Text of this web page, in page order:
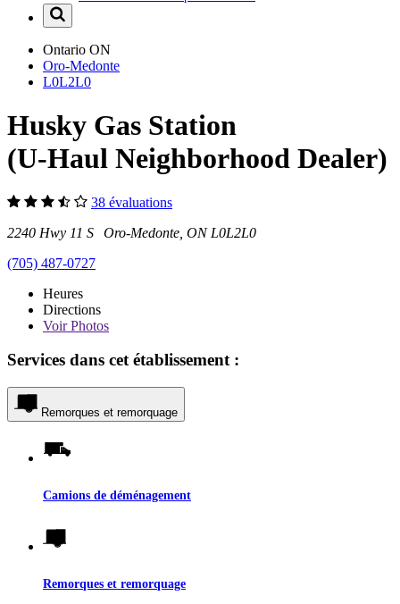
Ontario ON
Oro-Medonte
L0L2L0
Husky Gas Station
(U-Haul Neighborhood Dealer)
38 évaluations
2240 Hwy 11 S Oro-Medonte, ON L0L2L0
(705) 487-0727
Heures
Directions
VoirPhotos
Services dans cet établissement :
Remorques et remorquage
Camions de déménagement
Remorques et remorquage